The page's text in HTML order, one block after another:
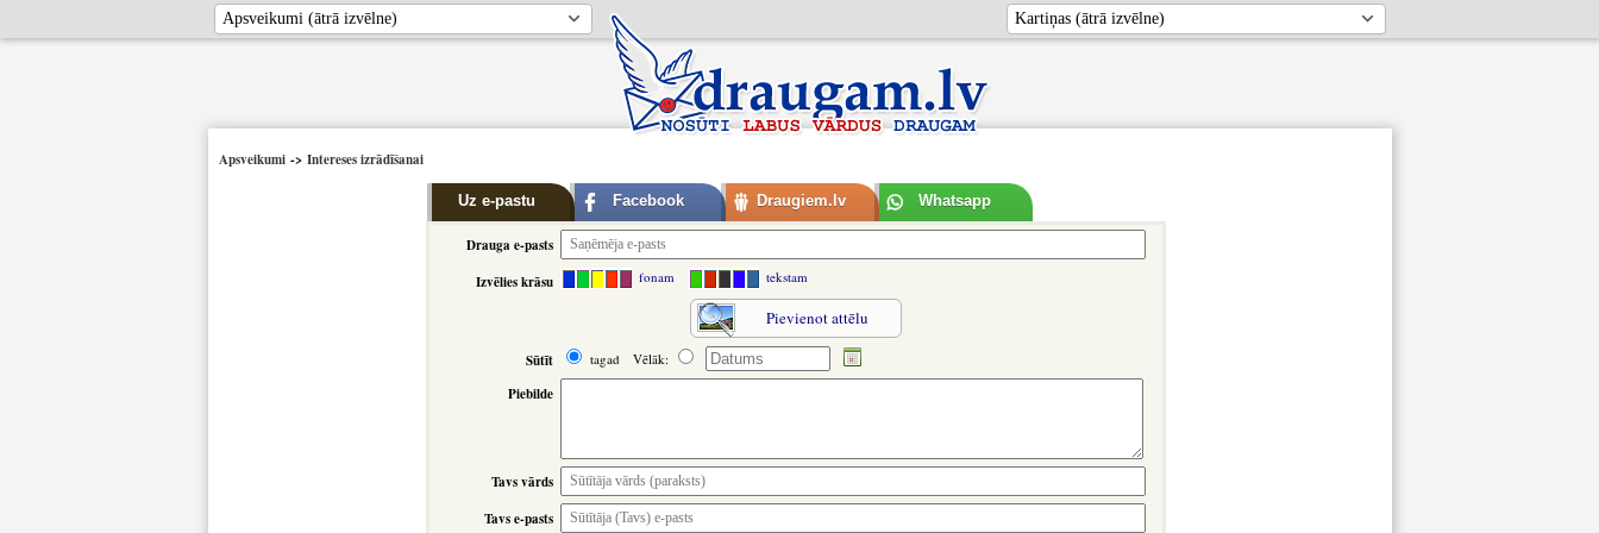
Apsveikumi-> Intereses izrādīšanai
Uz e-pastu Facebook Draugiem.lv Whatsapp
Drauga e-pasts
Izvēlies krāsu
fonam tekstam
Pievienot attēlu
Sūtīt tagad Vēlāk:
Piebilde
Tavs vārds
Tavs e-pasts